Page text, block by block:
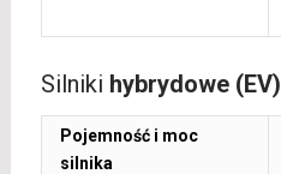
Silniki hybrydowe (EV)
Pojemność i moc
silnika